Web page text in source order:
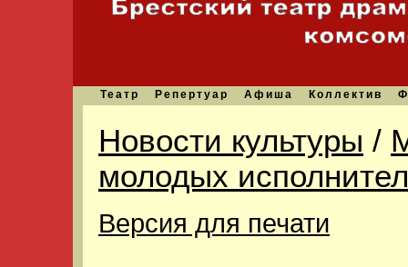
Театр Репертуар Афиша Коллектив
Новости культуры /
молодых
Версия для печати